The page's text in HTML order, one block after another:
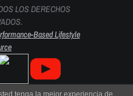
LOS DERECHOS
tenga la mejor experiencia de